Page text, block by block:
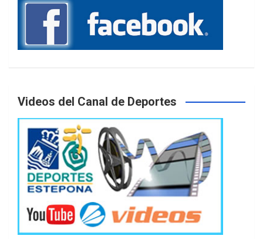
Videos del Canal de Deportes